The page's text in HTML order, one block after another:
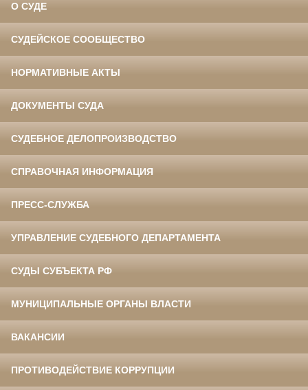
О СУДЕ
СУДЕЙСКОЕ СООБЩЕСТВО
НОРМАТИВНЫЕ АКТЫ
ДОКУМЕНТЫ СУДА
СУДЕБНОЕ ДЕЛОПРОИЗВОДСТВО
СПРАВОЧНАЯ ИНФОРМАЦИЯ
ПРЕСС-СЛУЖБА
УПРАВЛЕНИЕ СУДЕБНОГО ДЕПАРТАМЕНТА
СУДЫ СУБЪЕКТА РФ
МУНИЦИПАЛЬНЫЕ ОРГАНЫ ВЛАСТИ
ВАКАНСИИ
ПРОТИВОДЕЙСТВИЕ КОРРУПЦИИ